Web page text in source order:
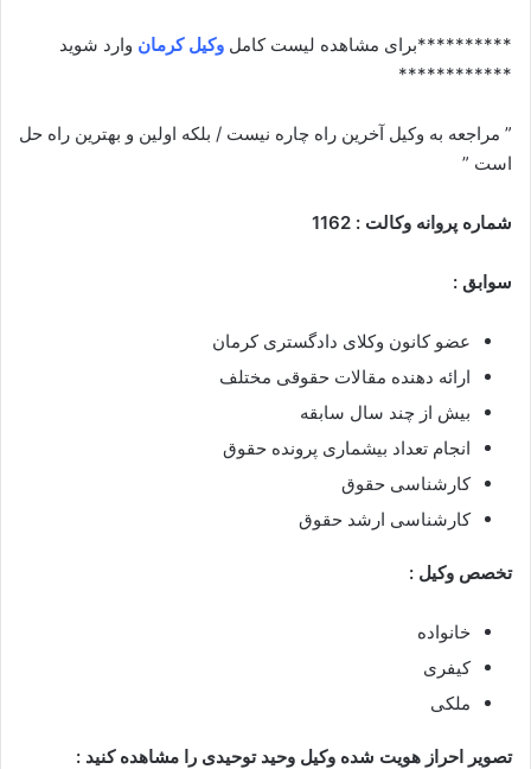
**********برای مشاهده لیست کامل وکیل کرمان وارد شوید
************
” مراجعه به وکیل آخرین راه چاره نیست / بلکه اولین و بهترین راه حل
است ”
شماره پروانه وکالت : 1162
سوابق :
عضو کانون وکلای دادگستری کرمان
ارائه دهنده مقالات حقوقی مختلف
بیش از چند سال سابقه
انجام تعداد بیشماری پرونده حقوق
کارشناسی حقوق
کارشناسی ارشد حقوق
تخصص وکیل :
خانواده
کیفری
ملکی
تصویر احراز هویت شده وکیل وحید توحیدی را مشاهده کنید :